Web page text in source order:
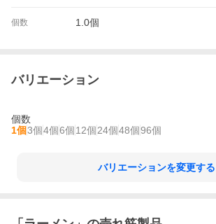
個数 1.0個
バリエーション
個数
1個3個4個6個12個24個48個96個
バリエーションを変更する